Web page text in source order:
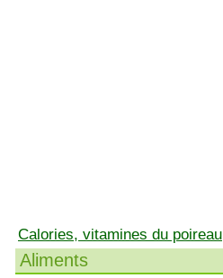
Calories, vitamines du poireau
Aliments